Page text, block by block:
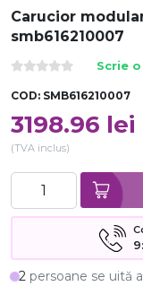
Carucior
smb616210007
Scrie
COD: SMB616210007
3198.96 lei
(TVA inclus)
2 persoane se uită